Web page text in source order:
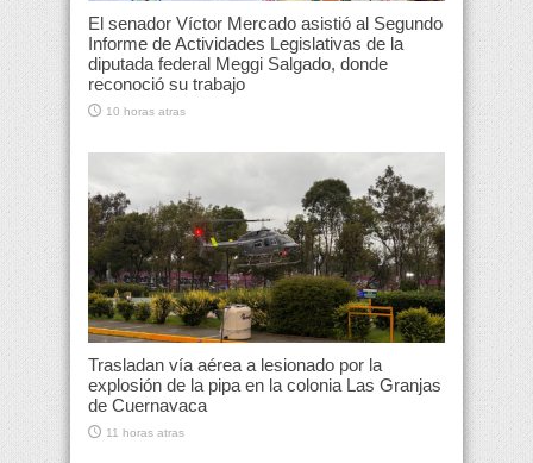
El senador Víctor Mercado asistió al Segundo
Informe de Actividades Legislativas de la
diputada federal Meggi Salgado, donde
reconoció su trabajo
10 horas atras
Trasladan vía aérea a lesionado por la
explosión de la pipa en la colonia Las Granjas
de Cuernavaca
11 horas atras